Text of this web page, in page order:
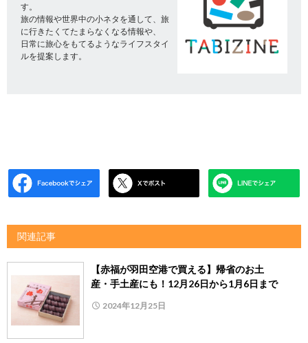
す。
旅の情報や世界中の小ネタを通して、旅
に行きたくてたまらなくなる情報や、
日常に旅心をもてるようなライフスタイ
ルを提案します。
関連記事
【赤福が羽田空港で買える】帰省のお土
産・手土産にも！12月26日から1月6日まで
2024年12月25日